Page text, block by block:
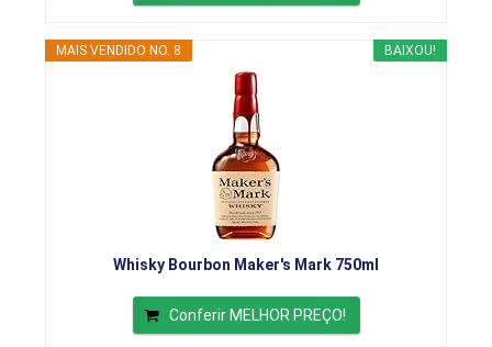
BAIXOU!
MAIS VENDIDO NO. 8
Whisky Bourbon Maker's Mark 750ml
Conferir MELHOR PREÇO!